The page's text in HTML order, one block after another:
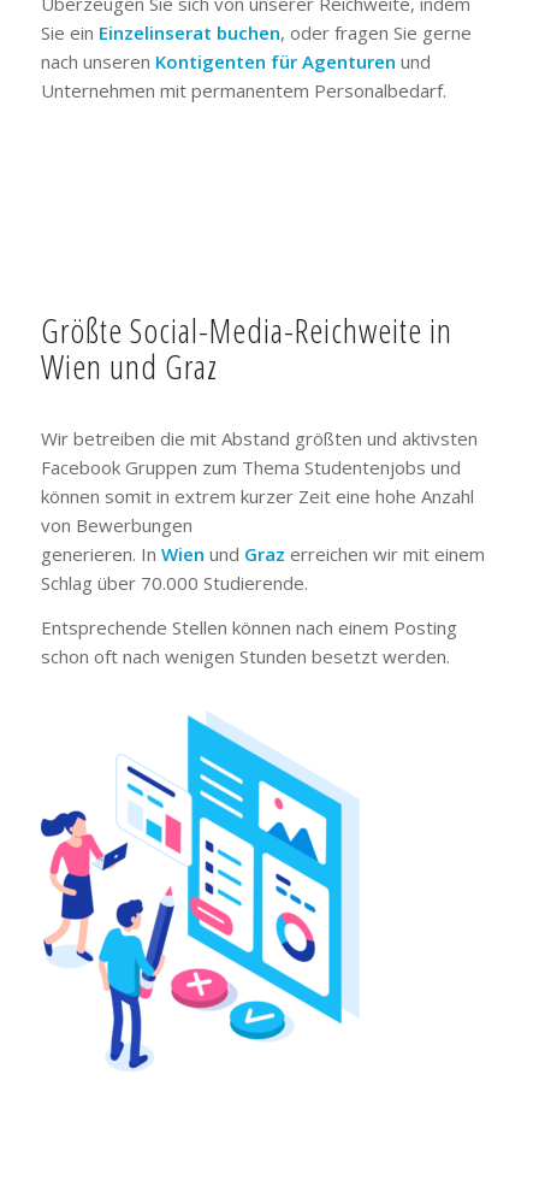
Sie ein Einzelinserat buchen, oder fragen Sie gerne
nach unseren Kontigenten für Agenturen und
Unternehmen mit permanentem Personalbedarf.
Größte Social-Media-Reichweite in
Wien und Graz
Wir betreiben die mit Abstand größten und aktivsten
Facebook Gruppen zum Thema Studentenjobs und
können somit in extrem kurzer Zeit eine hohe Anzahl
von Bewerbungen
generieren. In Wien und Graz erreichen wir mit einem
Schlag über 70.000 Studierende.
Entsprechende Stellen können nach einem Posting
schon oft nach wenigen Stunden besetzt werden.